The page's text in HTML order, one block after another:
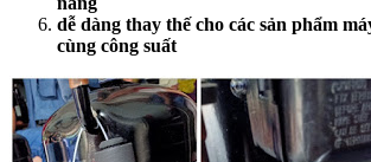
dễ dàng thay thế cho các sản phẩm
cùng công suất